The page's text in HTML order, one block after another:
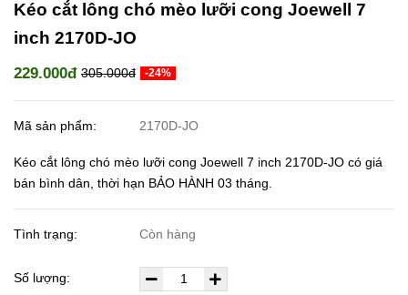
Kéo cắt lông chó mèo lưỡi cong Joewell 7
inch 2170D-JO
229.000đ 305.000đ -24%
Mã sản phẩm: 2170D-JO
Kéo cắt lông chó mèo lưỡi cong Joewell 7 inch 2170D-JO có giá
bán bình dân, thời hạn BẢO HÀNH 03 tháng.
Tình trạng: Còn hàng
Số lượng: